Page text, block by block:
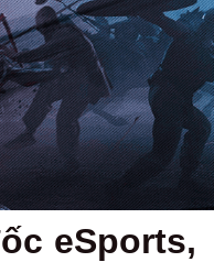
eSports,